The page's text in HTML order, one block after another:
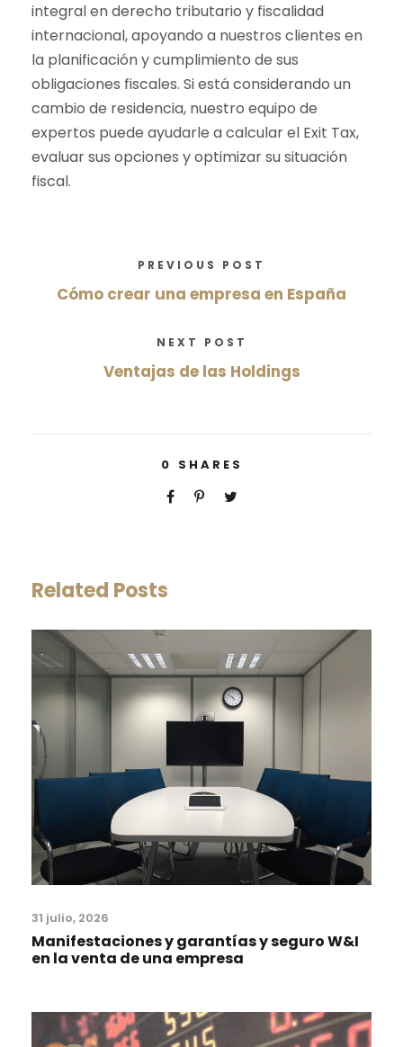
integral en derecho tributario y fiscalidad
internacional, apoyando a nuestros clientes en
la planificación y cumplimiento de sus
obligaciones fiscales. Si está considerando un
cambio de residencia, nuestro equipo de
expertos puede ayudarle a calcular el Exit Tax,
evaluar sus opciones y optimizar su situación
fiscal.
PREVIOUS POST
Cómo crear una empresa en España
NEXT POST
Ventajas de las Holdings
0 SHARES
Related Posts
31 julio, 2026
Manifestaciones y garantías y seguro W&I
en la venta de una empresa